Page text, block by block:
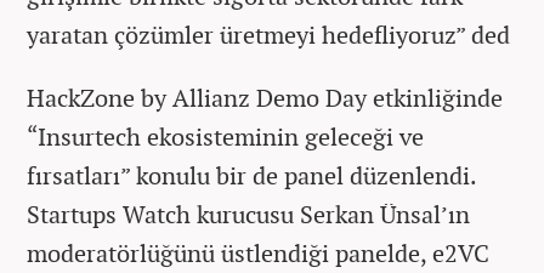
yaratan çözümler üretmeyi hedefliyoruz” ded
HackZone by Allianz Demo Day etkinliğinde
“Insurtech ekosisteminin geleceği ve
fırsatları” konulu bir de panel düzenlendi.
Startups Watch kurucusu Serkan Ünsal’ın
moderatörlüğünü üstlendiği panelde, e2VC